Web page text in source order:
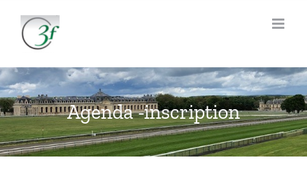
contenu
Agenda -inscription